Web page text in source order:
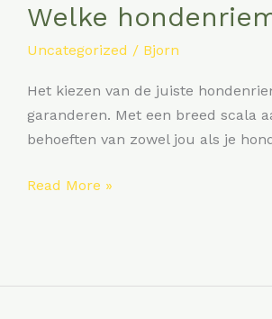
Welke
Uncategorized / Bjorn
Het kiezen van de juiste
garanderen. Met een breed scala
behoeften van zowel jou als je
Welke
past
bij
jouw
viervoeter?
Read More »